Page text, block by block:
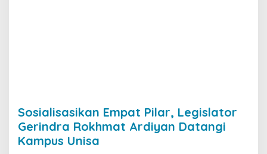
Sosialisasikan Empat Pilar, Legislator
Gerindra Rokhmat Ardiyan Datangi
Kampus Unisa